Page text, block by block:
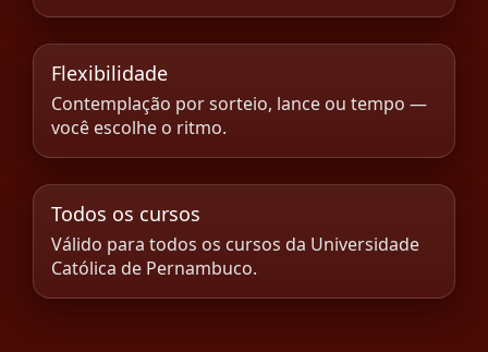
Flexibilidade
Contemplação por sorteio, lance ou tempo —
você escolhe o ritmo.
Todos os cursos
Válido para todos os cursos da Universidade
Católica de Pernambuco.